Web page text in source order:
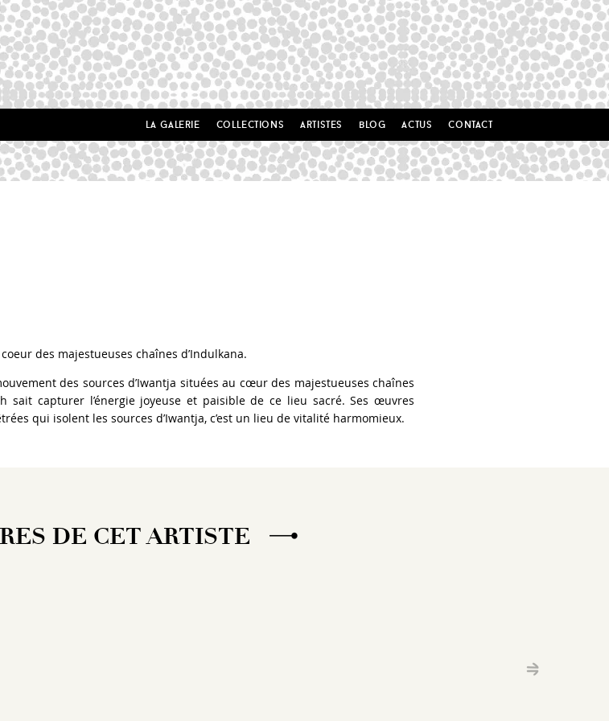
la galerie collections artistes blog actus contact
des majestueuses chaînes d’Indulkana.
des sources d’Iwantja situées au cœur des majestueuses chaînes
sait capturer l’énergie joyeuse et paisible de ce lieu sacré. Ses œuvres
qui isolent les sources d’Iwantja, c’est un lieu de vitalité harmomieux.
DE CET ARTISTE